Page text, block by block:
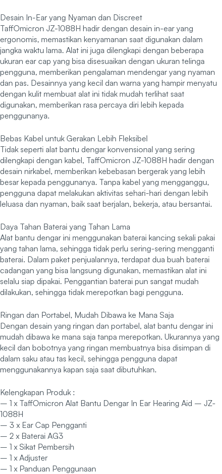
Desain In-Ear yang Nyaman dan Discreet
TaffOmicron JZ-1088H hadir dengan desain in-ear yang
ergonomis, memastikan kenyamanan saat digunakan dalam
jangka waktu lama. Alat ini juga dilengkapi dengan beberapa
ukuran ear cap yang bisa disesuaikan dengan ukuran telinga
pengguna, memberikan pengalaman mendengar yang nyaman
dan pas. Desainnya yang kecil dan warna yang hampir menyatu
dengan kulit membuat alat ini tidak mudah terlihat saat
digunakan, memberikan rasa percaya diri lebih kepada
penggunanya.
Bebas Kabel untuk Gerakan Lebih Fleksibel
Tidak seperti alat bantu dengar konvensional yang sering
dilengkapi dengan kabel, TaffOmicron JZ-1088H hadir dengan
desain nirkabel, memberikan kebebasan bergerak yang lebih
besar kepada penggunanya. Tanpa kabel yang mengganggu,
pengguna dapat melakukan aktivitas sehari-hari dengan lebih
leluasa dan nyaman, baik saat berjalan, bekerja, atau bersantai.
Daya Tahan Baterai yang Tahan Lama
Alat bantu dengar ini menggunakan baterai kancing sekali pakai
yang tahan lama, sehingga tidak perlu sering-sering mengganti
baterai. Dalam paket penjualannya, terdapat dua buah baterai
cadangan yang bisa langsung digunakan, memastikan alat ini
selalu siap dipakai. Penggantian baterai pun sangat mudah
dilakukan, sehingga tidak merepotkan bagi pengguna.
Ringan dan Portabel, Mudah Dibawa ke Mana Saja
Dengan desain yang ringan dan portabel, alat bantu dengar ini
mudah dibawa ke mana saja tanpa merepotkan. Ukurannya yang
kecil dan bobotnya yang ringan membuatnya bisa disimpan di
dalam saku atau tas kecil, sehingga pengguna dapat
menggunakannya kapan saja saat dibutuhkan.
Kelengkapan Produk :
– 1 x TaffOmicron Alat Bantu Dengar In Ear Hearing Aid – JZ-
1088H
– 3 x Ear Cap Pengganti
– 2 x Baterai AG3
– 1 x Sikat Pembersih
– 1 x Adjuster
– 1 x Panduan Penggunaan